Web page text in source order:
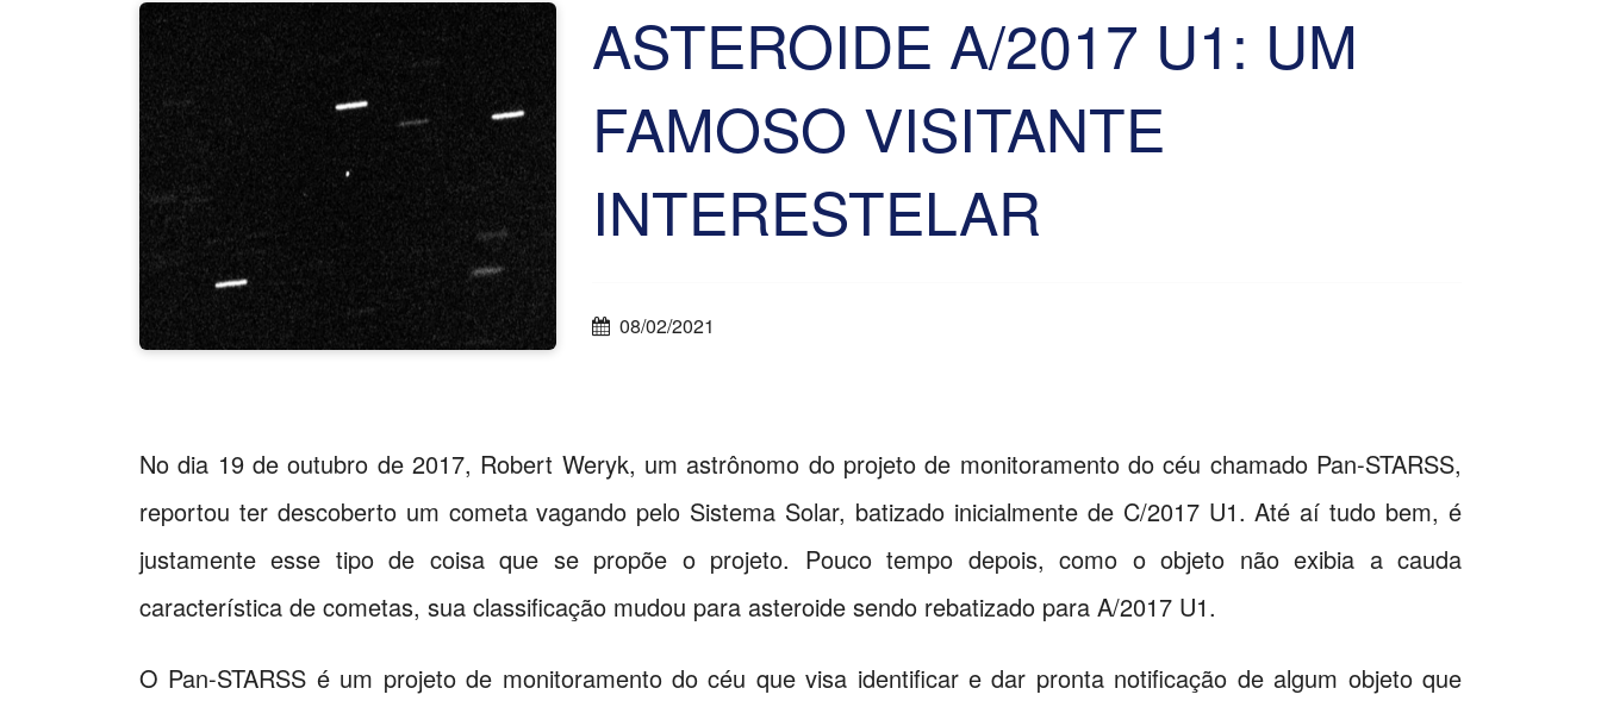
ASTEROIDE A/2017 U1: UM
FAMOSO VISITANTE
INTERESTELAR
08/02/2021
No dia 19 de outubro de 2017, Robert Weryk, um astrônomo do projeto de monitoramento do céu chamado Pan-STARSS,
reportou ter descoberto um cometa vagando pelo Sistema Solar, batizado inicialmente de C/2017 U1. Até aí tudo bem, é
justamente esse tipo de coisa que se propõe o projeto. Pouco tempo depois, como o objeto não exibia a cauda
característica de cometas, sua classificação mudou para asteroide sendo rebatizado para A/2017 U1.
O Pan-STARSS é um projeto de monitoramento do céu que visa identificar e dar pronta notificação de algum objeto que